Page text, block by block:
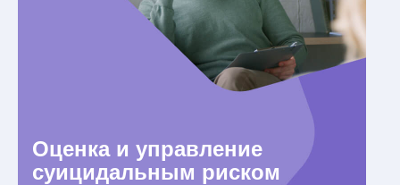
Оценка и управление
суицидальным риском